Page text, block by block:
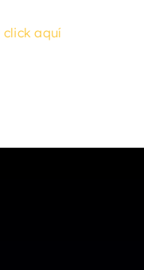
click aquí